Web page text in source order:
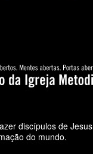
discípulos de Jesus
do mundo.